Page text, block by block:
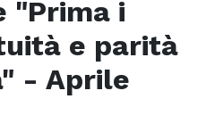
"Prima i
e parità
- Aprile